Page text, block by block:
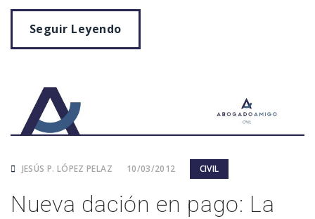
Seguir Leyendo
JESÚS P. LÓPEZ PELAZ 10/03/2012 CIVIL
Nueva dación en pago: La